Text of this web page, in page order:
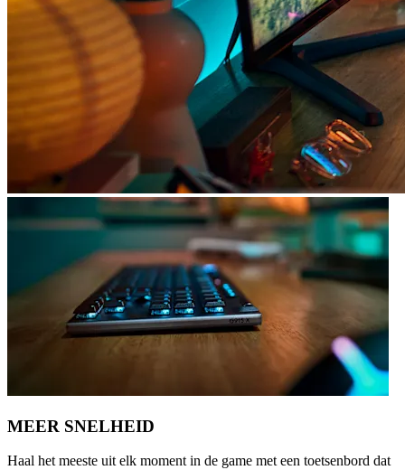
MEER SNELHEID
Haal het meeste uit elk moment in de game met een toetsenbord dat